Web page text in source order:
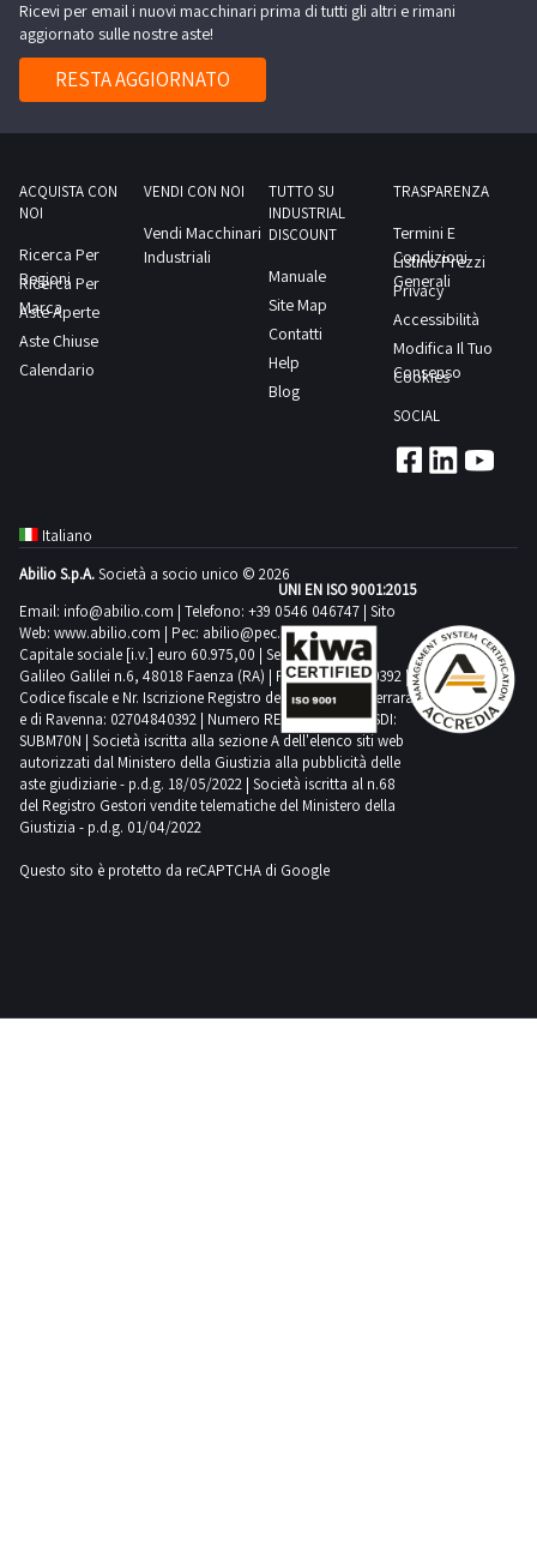
riportati
sulla pagina
dell’asta o
sulle schede
tecniche
dei beni.
alla
per lamiera
usate:
potrai
aggiudicarti
una
piegatrice
per lamiera
usata ad un
per lamiera
e sugli altri
categoria
Iscriviti alla
nostra
newsletter!
Riceverai
ogni
settimana i
nuovi
articoli in
vendita.
Ricevi per email i nuovi macchinari prima di tutti gli altri e rimani
aggiornato sulle nostre aste!
RESTA AGGIORNATO
ACQUISTA CON
NOI
Ricerca Per
Regioni
Ricerca Per
Marca
Aste Aperte
Aste Chiuse
Calendario
VENDI CON NOI
Vendi Macchinari
Industriali
TUTTO SU
INDUSTRIAL
DISCOUNT
Manuale
Site Map
Contatti
Help
Blog
TRASPARENZA
Termini E
Condizioni
Generali
Listino Prezzi
Privacy
Accessibilità
Modifica Il Tuo
Consenso
Cookies
SOCIAL
Italiano
Abilio S.p.A.Società a socio unico © 2026
Email: info@abilio.com | Telefono: +39 0546 046747 | Sito
Web: www.abilio.com | Pec: abilio@pec.illimity.com
Capitale sociale [i.v.] euro 60.975,00 | Sede legale in Via
Galileo Galilei n.6, 48018 Faenza (RA) | P.IVA: 02704840392 |
Codice fiscale e Nr. Iscrizione Registro delle Imprese di Ferrara
e di Ravenna: 02704840392 | Numero REA RA 224830 | SDI:
SUBM70N | Società iscritta alla sezione A dell'elenco siti web
autorizzati dal Ministero della Giustizia alla pubblicità delle
aste giudiziarie - p.d.g. 18/05/2022 | Società iscritta al n.68
del Registro Gestori vendite telematiche del Ministero della
Giustizia - p.d.g. 01/04/2022
Questo sito è protetto da reCAPTCHA di Google
UNI EN ISO 9001:2015